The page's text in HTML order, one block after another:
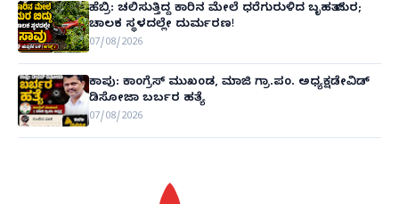
ಹೆಬ್ರಿ: ಚಲಿಸುತ್ತಿದ್ದ ಕಾರಿನ ಮೇಲೆ ಧರೆಗುರುಳಿದ ಬೃಹತ್ ಮರ;
ಚಾಲಕ ಸ್ಥಳದಲ್ಲೇ ದುರ್ಮರಣ!
07/08/2026
ಕಾಪು: ಕಾಂಗ್ರೆಸ್ ಮುಖಂಡ, ಮಾಜಿ ಗ್ರಾ.ಪಂ. ಅಧ್ಯಕ್ಷಡೇವಿಡ್
ಡಿಸೋಜಾ ಬರ್ಬರ ಹತ್ಯೆ
07/08/2026